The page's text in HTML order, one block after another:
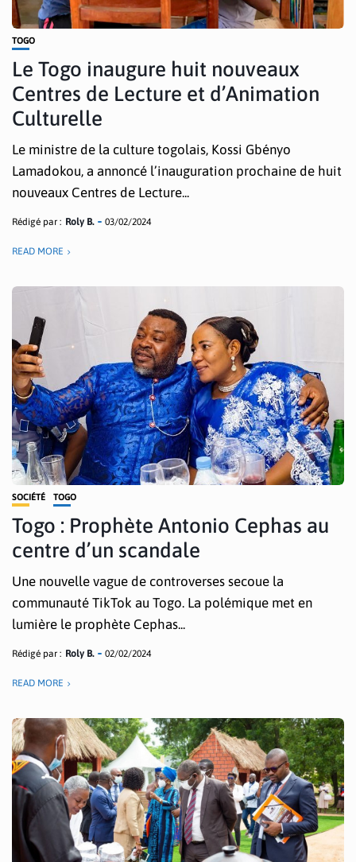
TOGO
Le Togo inaugure huit nouveaux
Centres de Lecture et d’Animation
Culturelle
Le ministre de la culture togolais, Kossi Gbényo
Lamadokou, a annoncé l’inauguration prochaine de huit
nouveaux Centres de Lecture...
Rédigé par : Roly B. 03/02/2024
READ MORE
SOCIÉTÉ TOGO
Togo : Prophète Antonio Cephas au
centre d’un scandale
Une nouvelle vague de controverses secoue la
communauté TikTok au Togo. La polémique met en
lumière le prophète Cephas...
Rédigé par : Roly B. 02/02/2024
READ MORE